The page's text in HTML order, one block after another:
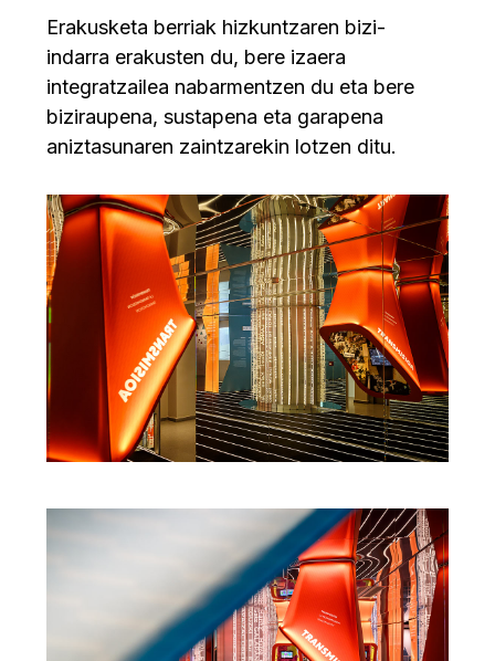
Erakusketa berriak hizkuntzaren bizi-
indarra erakusten du, bere izaera
integratzailea nabarmentzen du eta bere
biziraupena, sustapena eta garapena
aniztasunaren zaintzarekin lotzen ditu.